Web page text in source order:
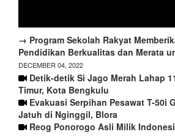
→ Program Sekolah Rakyat
Pendidikan Berkualitas dan Merata
DECEMBER 04, 2022
Detik-detik Si Jago Merah Lahap
Timur, Kota Bengkulu
Evakuasi Serpihan Pesawat T-50i
Jatuh di Nginggil, Blora
Reog Ponorogo Asli Milik